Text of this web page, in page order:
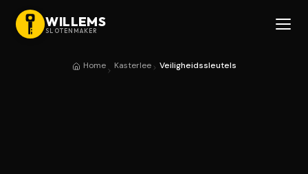
WILLEMS
SLOTENMAKER
Home Kasterlee Veiligheidssleutels